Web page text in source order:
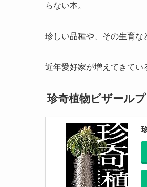
らない本。
珍しい品種や、その生育な
近年愛好家が増えてきてい
珍奇植物ビザール